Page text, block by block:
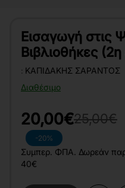
Εισαγωγή στις
Βιβλιοθήκες
Διαθέσιμο
: ΚΑΠΙΔΆΚΗΣ ΣΑΡΆΝΤΟΣ
-20%
20,00€25,00€
Συμπερ. ΦΠΑ. Δωρεάν
40€